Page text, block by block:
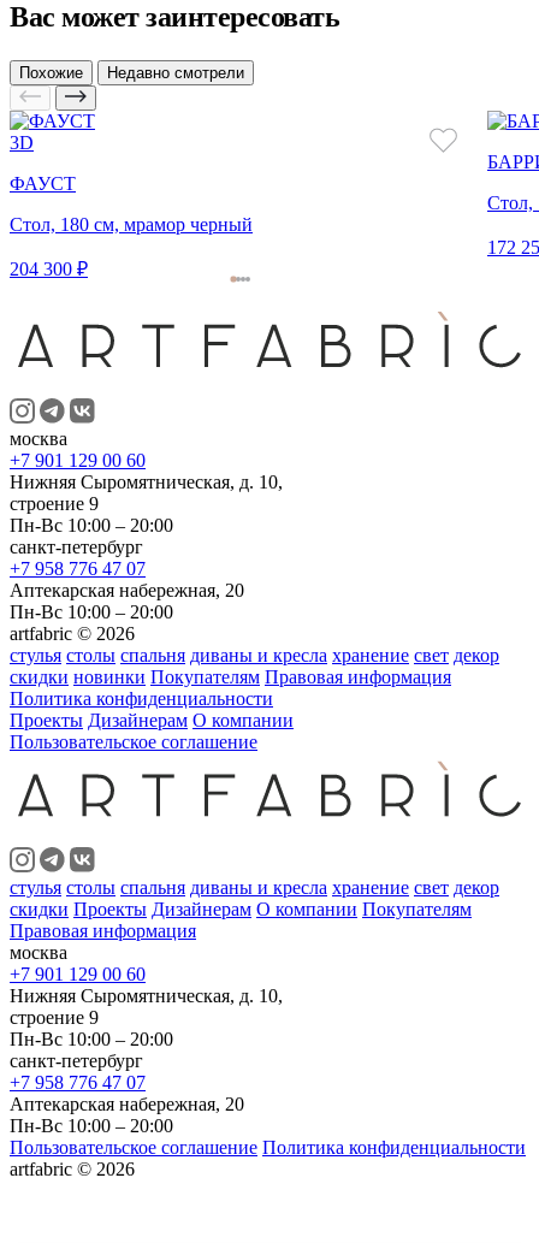
Вас может заинтересовать
Похожие Недавно смотрели
3D
ФАУСТ
Стол, 180 см, мрамор черный
204 300 ₽
Стол,
172
москва
+7 901 129 00 60
Нижняя Сыромятническая, д. 10,
строение 9
Пн-Вс 10:00 – 20:00
санкт-петербург
+7 958 776 47 07
Аптекарская набережная, 20
Пн-Вс 10:00 – 20:00
artfabric © 2026
стулья столы спальня диваны и кресла хранение свет декор
скидки новинки Покупателям Правовая информация
Политика конфиденциальности
Проекты Дизайнерам О компании
Пользовательское соглашение
стулья столы спальня диваны и кресла хранение свет декор
скидки Проекты Дизайнерам О компании Покупателям
Правовая информация
москва
+7 901 129 00 60
Нижняя Сыромятническая, д. 10,
строение 9
Пн-Вс 10:00 – 20:00
санкт-петербург
+7 958 776 47 07
Аптекарская набережная, 20
Пн-Вс 10:00 – 20:00
Пользовательское соглашение Политика конфиденциальности
artfabric © 2026